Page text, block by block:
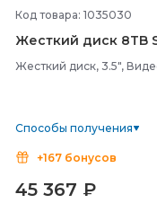
Код товара: 1035030
Жесткий диск 8TB
Жесткий диск, 3.5",
Способы получения
+167 бонусов
45 367 ₽